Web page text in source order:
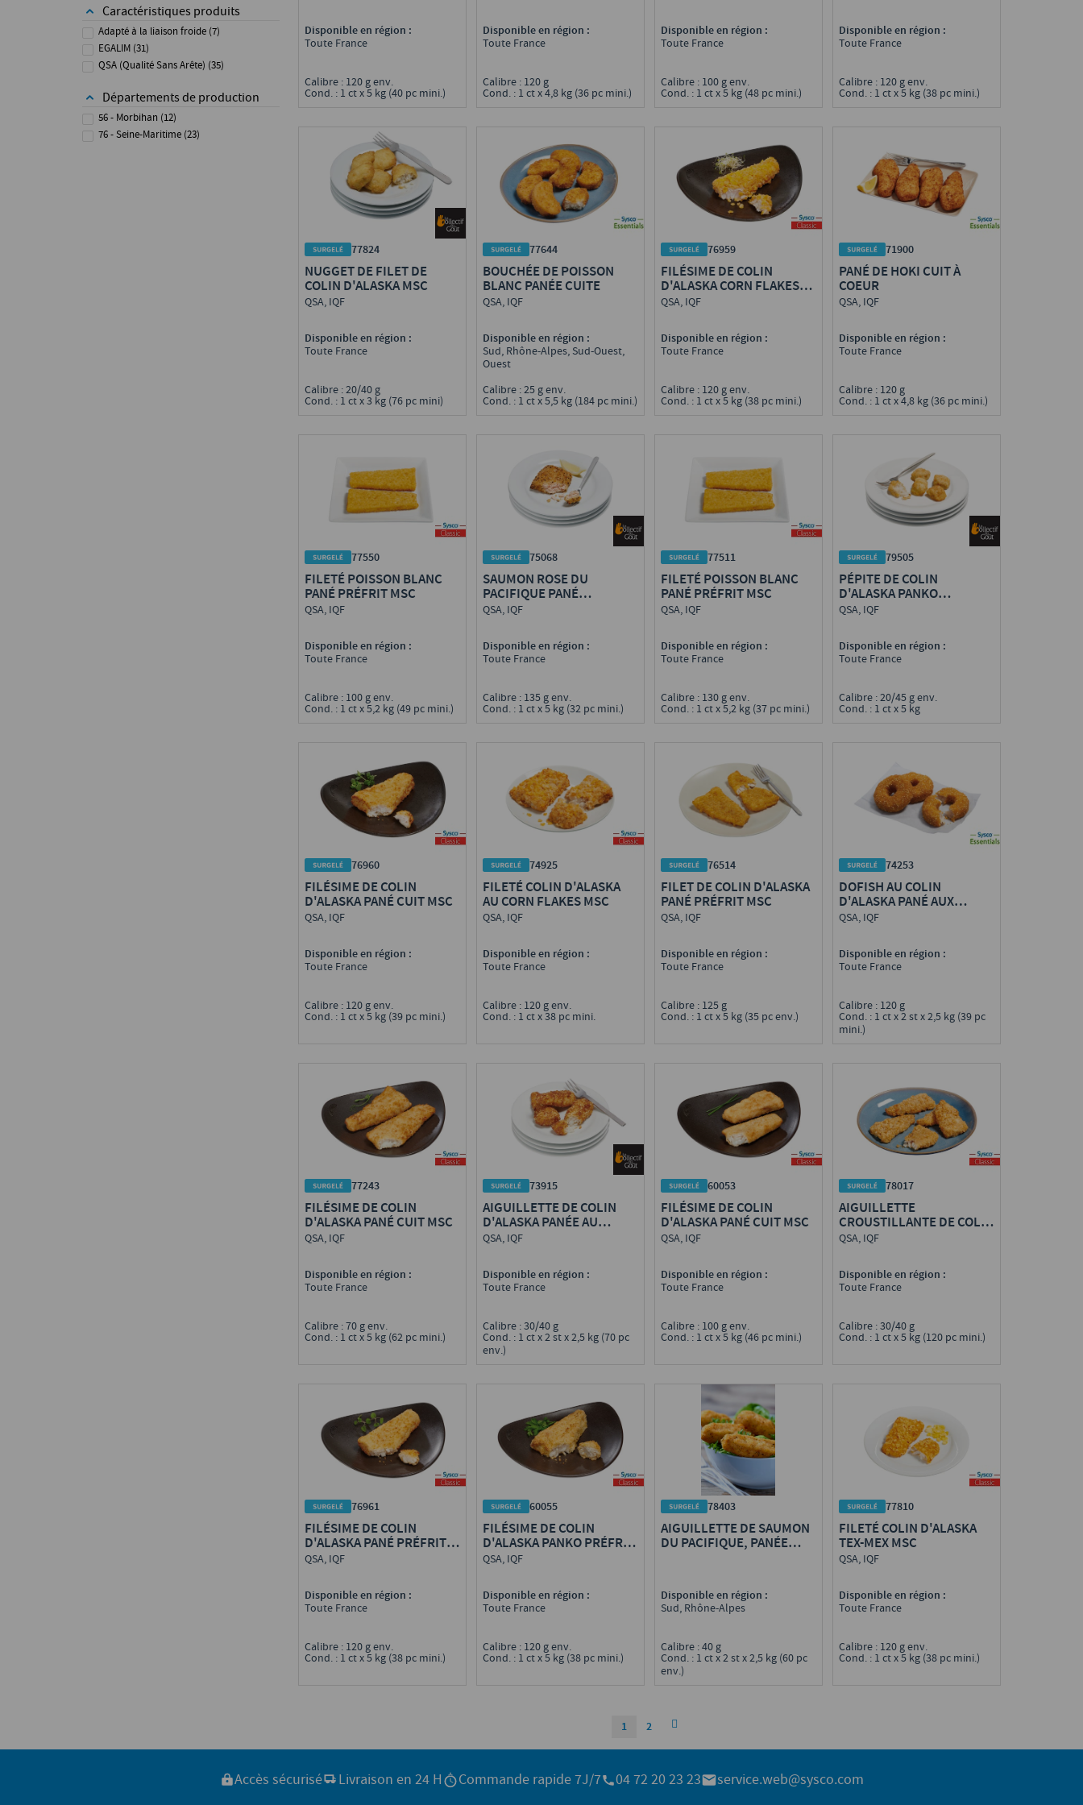
Caractéristiques produits
Adapté à la liaison froide (7)
EGALIM (31)
QSA (Qualité Sans Arête) (35)
Départements de production
56 - Morbihan (12)
76 - Seine-Maritime (23)
Disponible en région :
Toute France
Calibre : 120 g env.
Cond. : 1 ct x 5 kg (40 pc mini.)
Disponible en région :
Toute France
Calibre : 120 g
Cond. : 1 ct x 4,8 kg (36 pc mini.)
Disponible en région :
Toute France
Calibre : 100 g env.
Cond. : 1 ct x 5 kg (48 pc mini.)
Disponible en région :
Toute France
Calibre : 120 g env.
Cond. : 1 ct x 5 kg (38 pc mini.)
77824
NUGGET DE FILET DE
COLIN D'ALASKA MSC
QSA, IQF
Disponible en région :
Toute France
Calibre : 20/40 g
Cond. : 1 ct x 3 kg (76 pc mini)
77644
BOUCHÉE DE POISSON
BLANC PANÉE CUITE
QSA, IQF
Disponible en région :
Sud, Rhône-Alpes, Sud-Ouest,
Ouest
Calibre : 25 g env.
Cond. : 1 ct x 5,5 kg (184 pc mini.)
76959
FILÉSIME DE COLIN
D'ALASKA CORN FLAKES
MSC
QSA, IQF
Disponible en région :
Toute France
Calibre : 120 g env.
Cond. : 1 ct x 5 kg (38 pc mini.)
71900
PANÉ DE HOKI CUIT À
COEUR
QSA, IQF
Disponible en région :
Toute France
Calibre : 120 g
Cond. : 1 ct x 4,8 kg (36 pc mini.)
77550
FILETÉ POISSON BLANC
PANÉ PRÉFRIT MSC
QSA, IQF
Disponible en région :
Toute France
Calibre : 100 g env.
Cond. : 1 ct x 5,2 kg (49 pc mini.)
75068
SAUMON ROSE DU
PACIFIQUE PANÉ
ÉCHALOTE ET CITRON,
QSA, IQF
Disponible en région :
Toute France
Calibre : 135 g env.
Cond. : 1 ct x 5 kg (32 pc mini.)
77511
FILETÉ POISSON BLANC
PANÉ PRÉFRIT MSC
QSA, IQF
Disponible en région :
Toute France
Calibre : 130 g env.
Cond. : 1 ct x 5,2 kg (37 pc mini.)
79505
PÉPITE DE COLIN
D'ALASKA PANKO
PRÉFRITE MSC
QSA, IQF
Disponible en région :
Toute France
Calibre : 20/45 g env.
Cond. : 1 ct x 5 kg
76960
FILÉSIME DE COLIN
D'ALASKA PANÉ CUIT MSC
QSA, IQF
Disponible en région :
Toute France
Calibre : 120 g env.
Cond. : 1 ct x 5 kg (39 pc mini.)
74925
FILETÉ COLIN D'ALASKA
AU CORN FLAKES MSC
QSA, IQF
Disponible en région :
Toute France
Calibre : 120 g env.
Cond. : 1 ct x 38 pc mini.
76514
FILET DE COLIN D'ALASKA
PANÉ PRÉFRIT MSC
QSA, IQF
Disponible en région :
Toute France
Calibre : 125 g
Cond. : 1 ct x 5 kg (35 pc env.)
74253
DOFISH AU COLIN
D'ALASKA PANÉ AUX
GRAINES DE MILLET
QSA, IQF
Disponible en région :
Toute France
Calibre : 120 g
Cond. : 1 ct x 2 st x 2,5 kg (39 pc
mini.)
77243
FILÉSIME DE COLIN
D'ALASKA PANÉ CUIT MSC
QSA, IQF
Disponible en région :
Toute France
Calibre : 70 g env.
Cond. : 1 ct x 5 kg (62 pc mini.)
73915
AIGUILLETTE DE COLIN
D'ALASKA PANÉE AU
FROMAGE CUITE MSC
QSA, IQF
Disponible en région :
Toute France
Calibre : 30/40 g
Cond. : 1 ct x 2 st x 2,5 kg (70 pc
env.)
60053
FILÉSIME DE COLIN
D'ALASKA PANÉ CUIT MSC
QSA, IQF
Disponible en région :
Toute France
Calibre : 100 g env.
Cond. : 1 ct x 5 kg (46 pc mini.)
78017
AIGUILLETTE
CROUSTILLANTE DE COLIN
D'ALASKA MSC
QSA, IQF
Disponible en région :
Toute France
Calibre : 30/40 g
Cond. : 1 ct x 5 kg (120 pc mini.)
76961
FILÉSIME DE COLIN
D'ALASKA PANÉ PRÉFRIT
MSC
QSA, IQF
Disponible en région :
Toute France
Calibre : 120 g env.
Cond. : 1 ct x 5 kg (38 pc mini.)
60055
FILÉSIME DE COLIN
D'ALASKA PANKO PRÉFRIT
MSC
QSA, IQF
Disponible en région :
Toute France
Calibre : 120 g env.
Cond. : 1 ct x 5 kg (38 pc mini.)
78403
AIGUILLETTE DE SAUMON
DU PACIFIQUE, PANÉE
Disponible en région :
Sud, Rhône-Alpes
Calibre : 40 g
Cond. : 1 ct x 2 st x 2,5 kg (60 pc
env.)
77810
FILETÉ COLIN D'ALASKA
TEX-MEX MSC
QSA, IQF
Disponible en région :
Toute France
Calibre : 120 g env.
Cond. : 1 ct x 5 kg (38 pc mini.)
1 2
Accès sécurisé Livraison en 24 H Commande rapide 7J/7 04 72 20 23 23 service.web@sysco.com